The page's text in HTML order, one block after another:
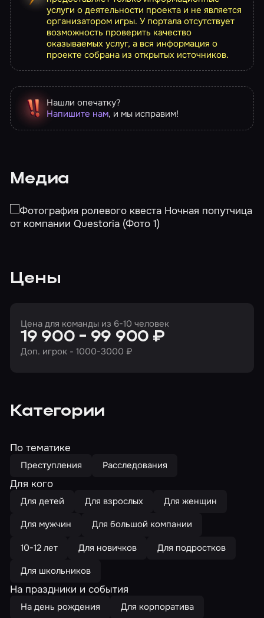
услуги о деятельности проекта и не является
организатором игры. У портала отсутствует
возможность проверить качество
оказываемых услуг, а вся информация о
проекте собрана из открытых источников.
Нашли опечатку?
Напишите нам, и мы исправим!
Медиа
Цены
Цена для команды из 6-10 человек
19 900 - 99 900 ₽
Доп. игрок - 1000-3000 ₽
Категории
По тематике
Преступления Расследования
Для кого
Для детей Для взрослых
Для женщин
Для мужчин
Для большой компании
10-12 лет
Для новичков
Для подростков
Для школьников
На праздники и события
На день рождения Для корпоратива